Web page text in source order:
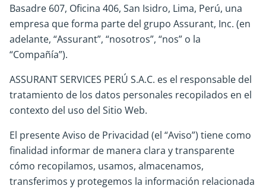
Basadre 607, Oficina 406, San Isidro, Lima, Perú, una
empresa que forma parte del grupo Assurant, Inc. (en
adelante, “Assurant”, “nosotros”, “nos” o la
“Compañía”).
ASSURANT SERVICES PERÚ S.A.C. es el responsable del
tratamiento de los datos personales recopilados en el
contexto del uso del Sitio Web.
El presente Aviso de Privacidad (el “Aviso”) tiene como
finalidad informar de manera clara y transparente
cómo recopilamos, usamos, almacenamos,
transferimos y protegemos la información relacionada